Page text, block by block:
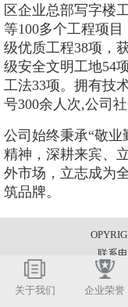
区企业总部写字楼
等100多个工程项
级优质工程38项，
级安全文明工地54
工法33项。拥有技
号300余人次,公司
公司始终秉承“敬业
精神，深耕来宾、
外市场，立志成为
筑品牌。
联系
关于我们 企业荣誉